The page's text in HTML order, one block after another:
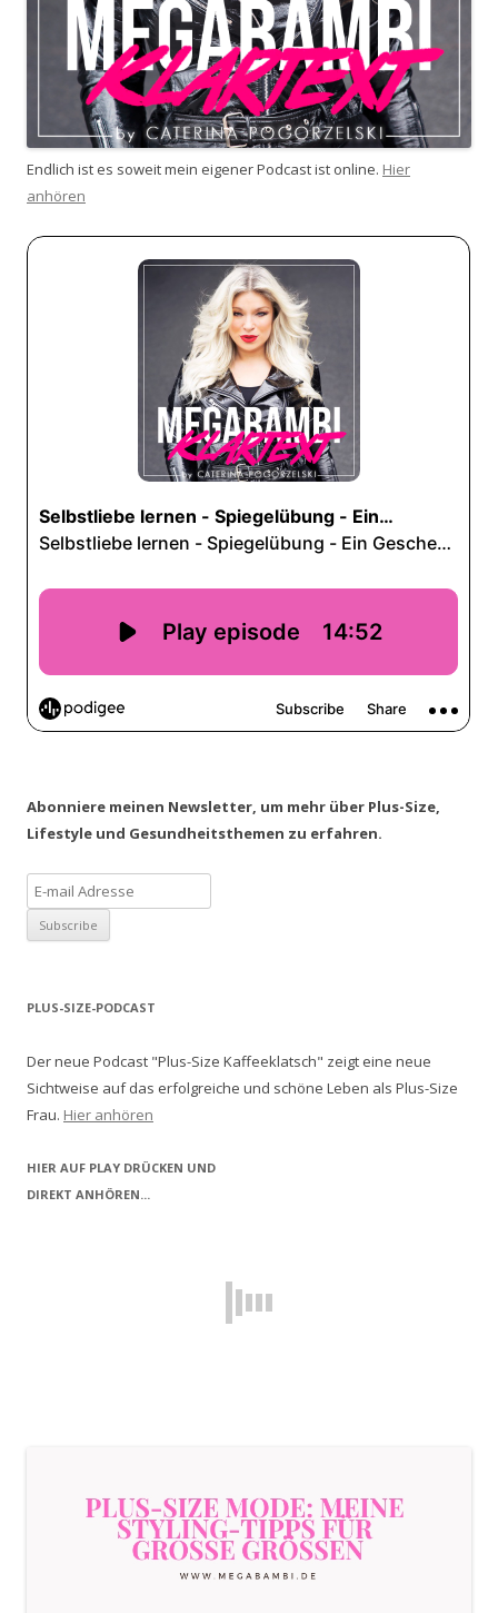
Endlich ist es soweit mein eigener Podcast ist online. Hier
anhören
Abonniere meinen Newsletter, um mehr über Plus-Size,
Lifestyle und Gesundheitsthemen zu erfahren.
PLUS-SIZE-PODCAST
Der neue Podcast "Plus-Size Kaffeeklatsch" zeigt eine neue
Sichtweise auf das erfolgreiche und schöne Leben als Plus-Size
Frau. Hier anhören
HIER AUF PLAY DRÜCKEN UND
DIREKT ANHÖREN...